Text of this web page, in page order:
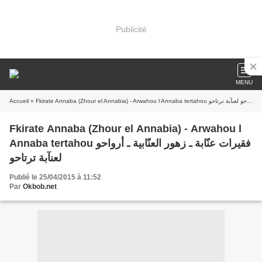
Publicité
MENU
Accueil » Fkirate Annaba (Zhour el Annabia) - Arwahou l Annaba tertahou فقيرات عنّابة ـ زهور العنّابية ـ أرواحو لعنآبة ترتاحو
Fkirate Annaba (Zhour el Annabia) - Arwahou l
Annaba tertahou فقيرات عنّابة ـ زهور العنّابية ـ أرواحو
لعنآبة ترتاحو
Publié le 25/04/2015 à 11:52
Par Okbob.net